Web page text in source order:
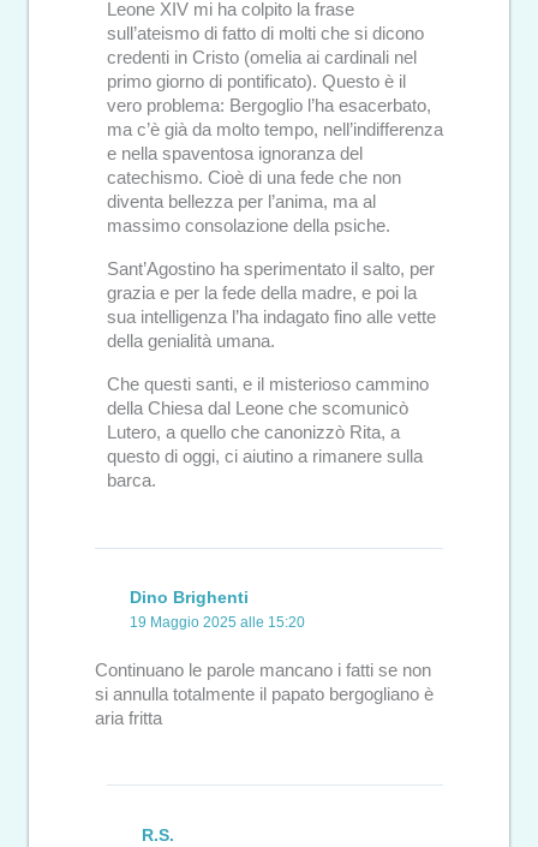
Leone XIV mi ha colpito la frase
sull’ateismo di fatto di molti che si dicono
credenti in Cristo (omelia ai cardinali nel
primo giorno di pontificato). Questo è il
vero problema: Bergoglio l’ha esacerbato,
ma c’è già da molto tempo, nell’indifferenza
e nella spaventosa ignoranza del
catechismo. Cioè di una fede che non
diventa bellezza per l’anima, ma al
massimo consolazione della psiche.
Sant’Agostino ha sperimentato il salto, per
grazia e per la fede della madre, e poi la
sua intelligenza l’ha indagato fino alle vette
della genialità umana.
Che questi santi, e il misterioso cammino
della Chiesa dal Leone che scomunicò
Lutero, a quello che canonizzò Rita, a
questo di oggi, ci aiutino a rimanere sulla
barca.
Dino Brighenti
19 Maggio 2025 alle 15:20
Continuano le parole mancano i fatti se non
si annulla totalmente il papato bergogliano è
aria fritta
R.S.